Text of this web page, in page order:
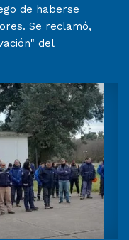
de haberse
Se reclamó,
del